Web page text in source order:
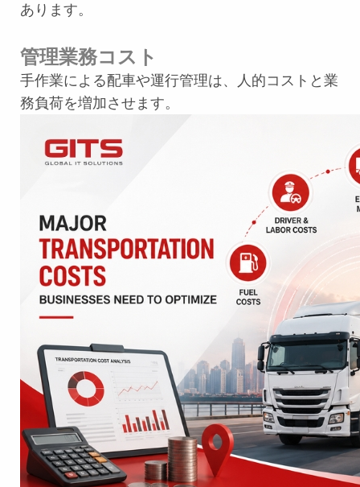
あります。
管理業務コスト
手作業による配車や運行管理は、人的コストと業
務負荷を増加させます。